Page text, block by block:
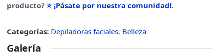
producto? ⭐ ¡Pásate por nuestra comunidad!.
Categorías: Depiladoras faciales, Belleza
Galería